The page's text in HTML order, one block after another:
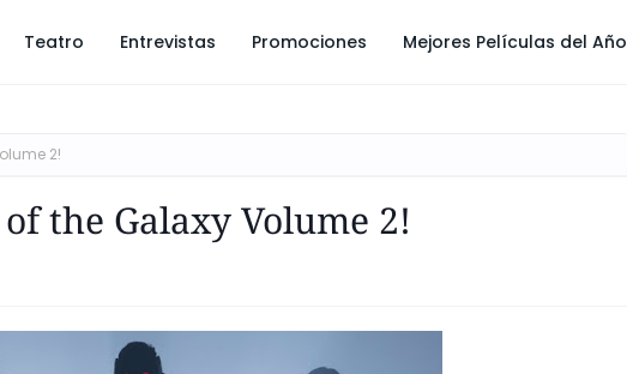
Teatro Entrevistas Promociones Mejores Películas del Año
2!
the Galaxy Volume 2!